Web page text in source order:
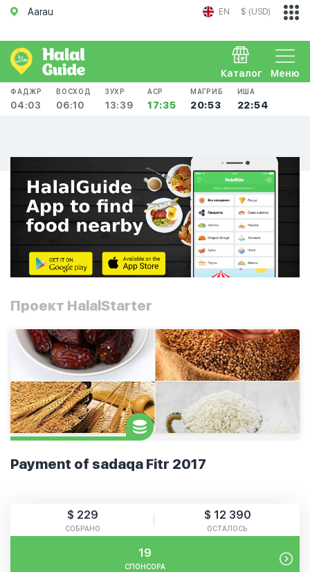
Aarau EN $ (USD)
Меню
Каталог
ФАДЖР
04:03
ВОСХОД
06:10
ЗУХР
13:39
АСР
17:35
МАГРИБ
20:53
ИША
22:54
Проект HalalStarter
Payment of sadaqa Fitr 2017
$ 229
СОБРАНО
$ 12 390
ОСТАЛОСЬ
19
СПОНСОРА